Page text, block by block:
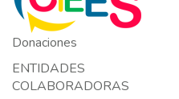
Donaciones
ENTIDADES
COLABORADORAS